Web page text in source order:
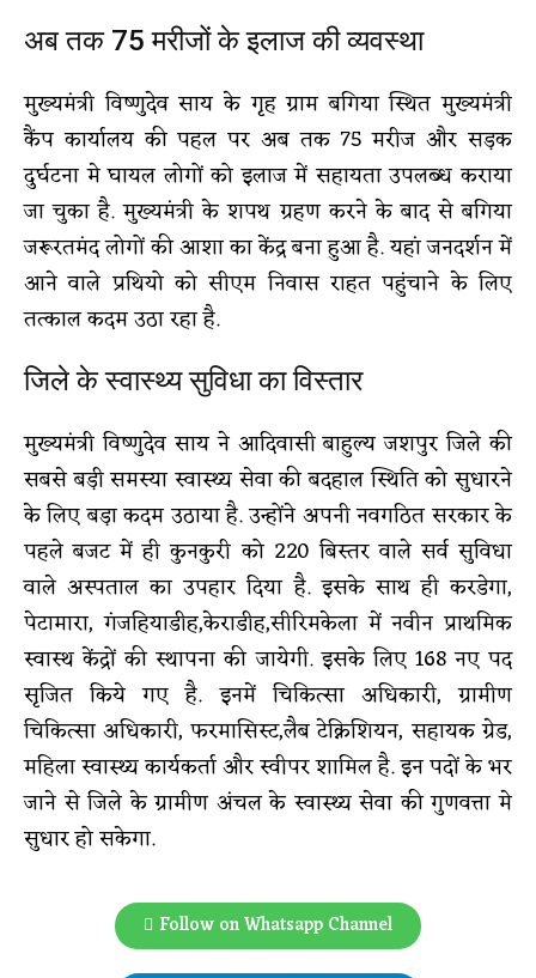
अब तक 75 मरीजों के इलाज की व्यवस्था
मुख्यमंत्री विष्णुदेव साय के गृह ग्राम बगिया स्थित मुख्यमंत्री
कैंप कार्यालय की पहल पर अब तक 75 मरीज और सड़क
दुर्घटना मे घायल लोगों को इलाज में सहायता उपलब्ध कराया
जा चुका है. मुख्यमंत्री के शपथ ग्रहण करने के बाद से बगिया
जरूरतमंद लोगों की आशा का केंद्र बना हुआ है. यहां जनदर्शन में
आने वाले प्रथियो को सीएम निवास राहत पहुंचाने के लिए
तत्काल कदम उठा रहा है.
जिले के स्वास्थ्य सुविधा का विस्तार
मुख्यमंत्री विष्णुदेव साय ने आदिवासी बाहुल्य जशपुर जिले की
सबसे बड़ी समस्या स्वास्थ्य सेवा की बदहाल स्थिति को सुधारने
के लिए बड़ा कदम उठाया है. उन्होंने अपनी नवगठित सरकार के
पहले बजट में ही कुनकुरी को 220 बिस्तर वाले सर्व सुविधा
वाले अस्पताल का उपहार दिया है. इसके साथ ही करडेगा,
पेटामारा, गंजहियाडीह,केराडीह,सीरिमकेला में नवीन प्राथमिक
स्वास्थ केंद्रों की स्थापना की जायेगी. इसके लिए 168 नए पद
सृजित किये गए है. इनमें चिकित्सा अधिकारी, ग्रामीण
चिकित्सा अधिकारी, फरमासिस्ट,लैब टेक्निशियन, सहायक ग्रेड,
महिला स्वास्थ्य कार्यकर्ता और स्वीपर शामिल है. इन पदों के भर
जाने से जिले के ग्रामीण अंचल के स्वास्थ्य सेवा की गुणवत्ता मे
सुधार हो सकेगा.
Follow on Whatsapp Channel